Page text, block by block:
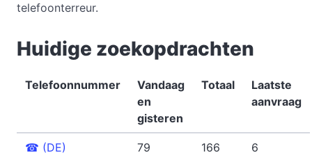
telefoonterreur.
Huidige zoekopdrachten
Telefoonnummer
Vandaag
en
gisteren
Totaal
Laatste
aanvraag
☎ (DE)
79 166
6